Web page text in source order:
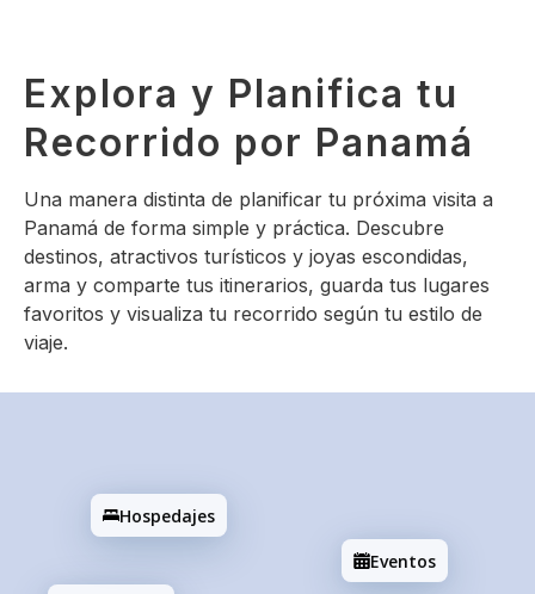
Explora y Planifica tu
Recorrido por Panamá
Una manera distinta de planificar tu próxima visita a
Panamá de forma simple y práctica. Descubre
destinos, atractivos turísticos y joyas escondidas,
arma y comparte tus itinerarios, guarda tus lugares
favoritos y visualiza tu recorrido según tu estilo de
viaje.